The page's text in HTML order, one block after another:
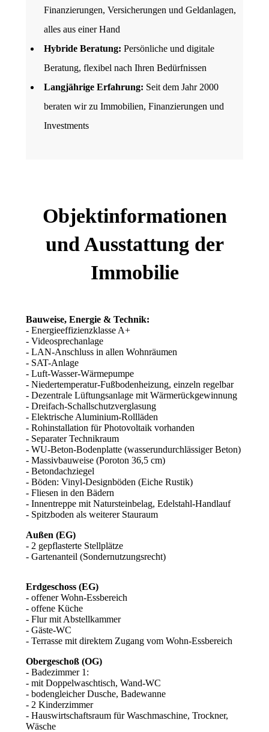
Finanzierungen, Versicherungen und Geldanlagen,
alles aus einer Hand
Hybride Beratung: Persönliche und digitale
Beratung, flexibel nach Ihren Bedürfnissen
Langjährige Erfahrung: Seit dem Jahr 2000
beraten wir zu Immobilien, Finanzierungen und
Investments
Objektinformationen
und Ausstattung der
Immobilie
Bauweise, Energie & Technik:
- Energieeffizienzklasse A+
- Videosprechanlage
- LAN-Anschluss in allen Wohnräumen
- SAT-Anlage
- Luft-Wasser-Wärmepumpe
- Niedertemperatur-Fußbodenheizung, einzeln regelbar
- Dezentrale Lüftungsanlage mit Wärmerückgewinnung
- Dreifach-Schallschutzverglasung
- Elektrische Aluminium-Rollläden
- Rohinstallation für Photovoltaik vorhanden
- Separater Technikraum
- WU-Beton-Bodenplatte (wasserundurchlässiger Beton)
- Massivbauweise (Poroton 36,5 cm)
- Betondachziegel
- Böden: Vinyl-Designböden (Eiche Rustik)
- Fliesen in den Bädern
- Innentreppe mit Natursteinbelag, Edelstahl-Handlauf
- Spitzboden als weiterer Stauraum
Außen (EG)
- 2 gepflasterte Stellplätze
- Gartenanteil (Sondernutzungsrecht)
Erdgeschoss (EG)
- offener Wohn-Essbereich
- offene Küche
- Flur mit Abstellkammer
- Gäste-WC
- Terrasse mit direktem Zugang vom Wohn-Essbereich
Obergeschoß (OG)
- Badezimmer 1:
- mit Doppelwaschtisch, Wand-WC
- bodengleicher Dusche, Badewanne
- 2 Kinderzimmer
- Hauswirtschaftsraum für Waschmaschine, Trockner,
Wäsche